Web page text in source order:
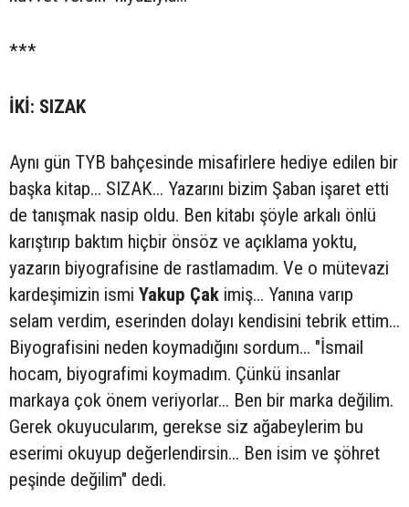
***
İKİ: SIZAK
Aynı gün TYB bahçesinde misafirlere hediye edilen bir
başka kitap... SIZAK... Yazarını bizim Şaban işaret etti
de tanışmak nasip oldu. Ben kitabı şöyle arkalı önlü
karıştırıp baktım hiçbir önsöz ve açıklama yoktu,
yazarın biyografisine de rastlamadım. Ve o mütevazi
kardeşimizin ismi Yakup Çak imiş... Yanına varıp
selam verdim, eserinden dolayı kendisini tebrik ettim...
Biyografisini neden koymadığını sordum... "İsmail
hocam, biyografimi koymadım. Çünkü insanlar
markaya çok önem veriyorlar... Ben bir marka değilim.
Gerek okuyucularım, gerekse siz ağabeylerim bu
eserimi okuyup değerlendirsin... Ben isim ve şöhret
peşinde değilim" dedi.